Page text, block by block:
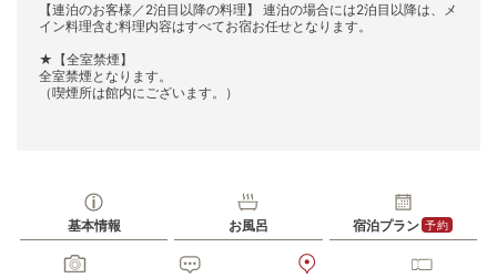
【連泊のお客様／2泊目以降の料理】 連泊の場合には2泊目以降は、メ
イン料理含む料理内容はすべてお宿お任せとなります。
★【全室禁煙】
全室禁煙となります。
（喫煙所は館内にございます。）
基本情報 お風呂 宿泊プラン 予約